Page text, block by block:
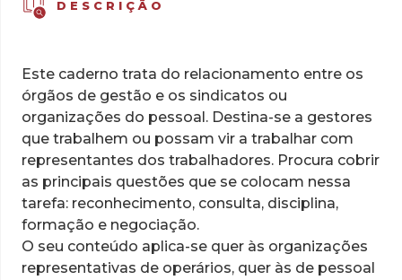
DESCRIÇÃO
Este caderno trata do relacionamento entre os
órgãos de gestão e os sindicatos ou
organizações do pessoal. Destina-se a gestores
que trabalhem ou possam vir a trabalhar com
representantes dos trabalhadores. Procura cobrir
as principais questões que se colocam nessa
tarefa: reconhecimento, consulta, disciplina,
formação e negociação.
O seu conteúdo aplica-se quer às organizações
representativas de operários, quer às de pessoal